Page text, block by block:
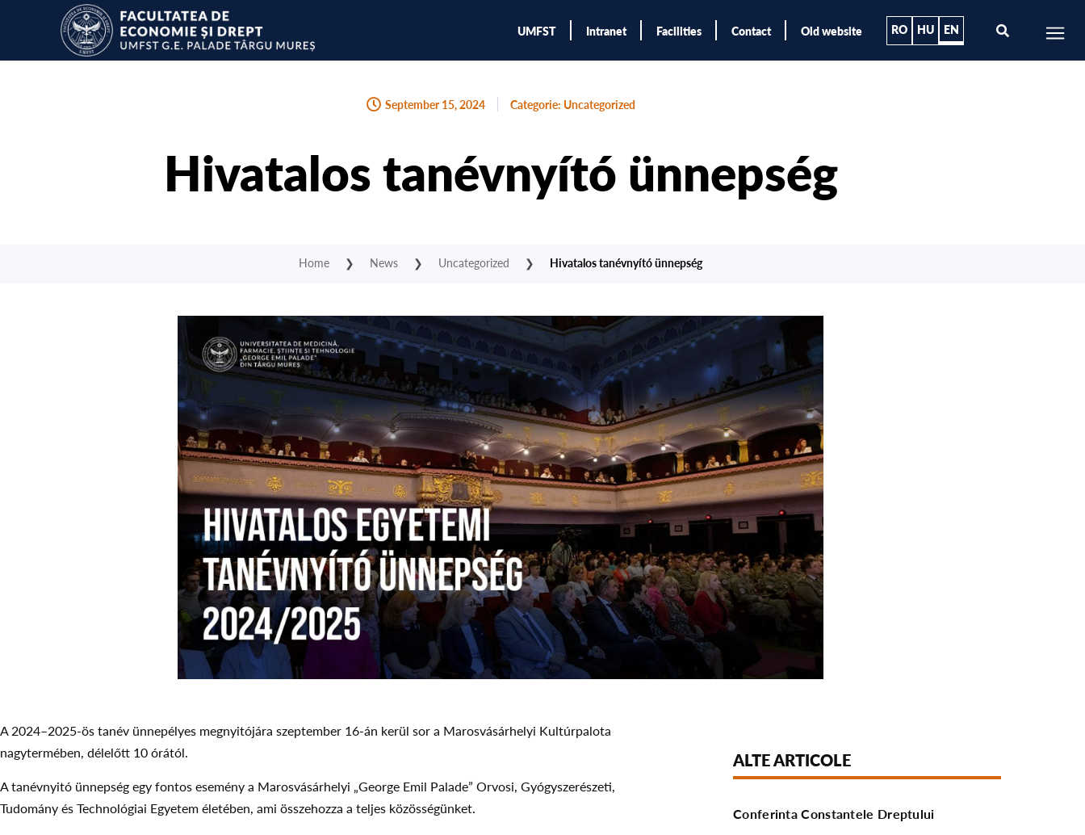
UMFST Intranet Facilities Contact Old website RO HU EN
September 15, 2024 Categorie: Uncategorized
Hivatalos tanévnyító ünnepség
Home ❯ News ❯ Uncategorized ❯ Hivatalos tanévnyító ünnepség
A 2024–2025-ös tanév ünnepélyes megnyitójára szeptember 16-án kerül sor a Marosvásárhelyi Kultúrpalota
nagytermében, délelőtt 10 órától.
A tanévnyitó ünnepség egy fontos esemény a Marosvásárhelyi „George Emil Palade” Orvosi, Gyógyszerészeti,
Tudomány és Technológiai Egyetem életében, ami összehozza a teljes közösségünket.
ALTE ARTICOLE
Conferinta Constantele Dreptului